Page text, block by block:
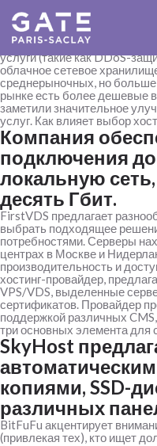
Это один из немногих
период на VDS), хотя и
Использование KVM в
оверселлинга ресурсов.
услуги (такие как DDoS-
облачное сетевое
среднерыночных, но
рынке есть более дешевые
заметили значительное
услуг. Как влияет выбор
Компания
подключения
локальную
десять Гбит.
FirstVDS предлагает
выбрать подходящее
потребностями. Серверы
центрах в Москве и
производительность и
хостинг-провайдер,
VPS/VDS, выделенные
сертификатов. Провайдер
поддержкой различных
три основных элемента для
SkyHost
копиями, SSD-
различных
BitFuFu акцентирует
(привлекая тех), кто ищет